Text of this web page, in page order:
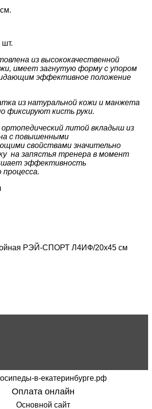
шт.
из высококачественной
имеет загнутую форму с упором
эффективное положение
из натуральной кожи и манжета
фиксируют кисть руки.
литой вкладыш из
с повышенными
свойствами значительно
на запястья тренера в момент
эффективность
процесса.
РЭЙ-СПОРТ Л4ИФ/20х45 см
РЭЙ-СПОРТ эЖ35ИК
РЭЙ-СПОРТ Л12ИС/ 23х30см, искожа
в-екатеринбурге.рф
Оплата онлайн
Основной сайт